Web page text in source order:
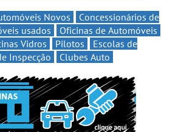
Novos
Concessionários de
usados
Oficinas de Automóveis
Vidros Pilotos
Escolas de
Inspecção Clubes Auto